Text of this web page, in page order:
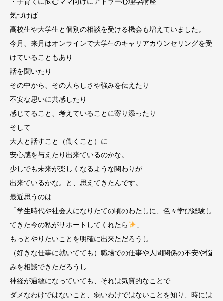
・子育てに悩むママ向けにアドラー心理学講座
気づけば
高校生や大学生と個別の相談を受ける機会も増えていました。
今月、来月はオンラインで大学生のキャリアカウンセリングを受
けていることもあり
話を聞いたり
その中から、その人らしさや強みを伝えたり
不安な思いに共感したり
感じてること、考えていることに寄り添ったり
そして
大人と話すこと（働くこと）に
安心感を与えたり出来ているのかな。
少しでも未来が楽しくなるような関わりが
出来ているかな。と、思えてきたんです。
最近思うのは
「学生時代や社会人になりたての頃のわたしに、色々学び経験し
てきた今の私がサポートしてくれたら
」
もっとやりたいことを明確に出来ただろうし
（好きな仕事に就いてても）職場での仕事や人間関係の不安や悩
みを相談できただろうし
神経が過敏になっていても、それは気質的なことで
ダメなわけではないこと、弱いわけではないことを知り、時には